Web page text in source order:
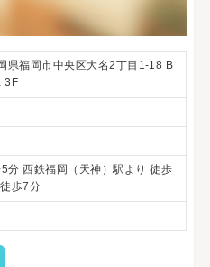
県福岡市中央区大名2丁目1-18 B
3F
分 西鉄福岡（天神）駅より 徒歩
歩7分